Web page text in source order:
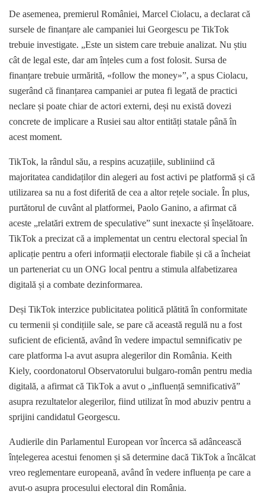
De asemenea, premierul României, Marcel Ciolacu, a declarat că
sursele de finanțare ale campaniei lui Georgescu pe TikTok
trebuie investigate. „Este un sistem care trebuie analizat. Nu știu
cât de legal este, dar am înțeles cum a fost folosit. Sursa de
finanțare trebuie urmărită, «follow the money»”, a spus Ciolacu,
sugerând că finanțarea campaniei ar putea fi legată de practici
neclare și poate chiar de actori externi, deși nu există dovezi
concrete de implicare a Rusiei sau altor entități statale până în
acest moment.
TikTok, la rândul său, a respins acuzațiile, subliniind că
majoritatea candidaților din alegeri au fost activi pe platformă și că
utilizarea sa nu a fost diferită de cea a altor rețele sociale. În plus,
purtătorul de cuvânt al platformei, Paolo Ganino, a afirmat că
aceste „relatări extrem de speculative” sunt inexacte și înșelătoare.
TikTok a precizat că a implementat un centru electoral special în
aplicație pentru a oferi informații electorale fiabile și că a încheiat
un parteneriat cu un ONG local pentru a stimula alfabetizarea
digitală și a combate dezinformarea.
Deși TikTok interzice publicitatea politică plătită în conformitate
cu termenii și condițiile sale, se pare că această regulă nu a fost
suficient de eficientă, având în vedere impactul semnificativ pe
care platforma l-a avut asupra alegerilor din România. Keith
Kiely, coordonatorul Observatorului bulgaro-român pentru media
digitală, a afirmat că TikTok a avut o „influență semnificativă”
asupra rezultatelor alegerilor, fiind utilizat în mod abuziv pentru a
sprijini candidatul Georgescu.
Audierile din Parlamentul European vor încerca să adâncească
înțelegerea acestui fenomen și să determine dacă TikTok a încălcat
vreo reglementare europeană, având în vedere influența pe care a
avut-o asupra procesului electoral din România.